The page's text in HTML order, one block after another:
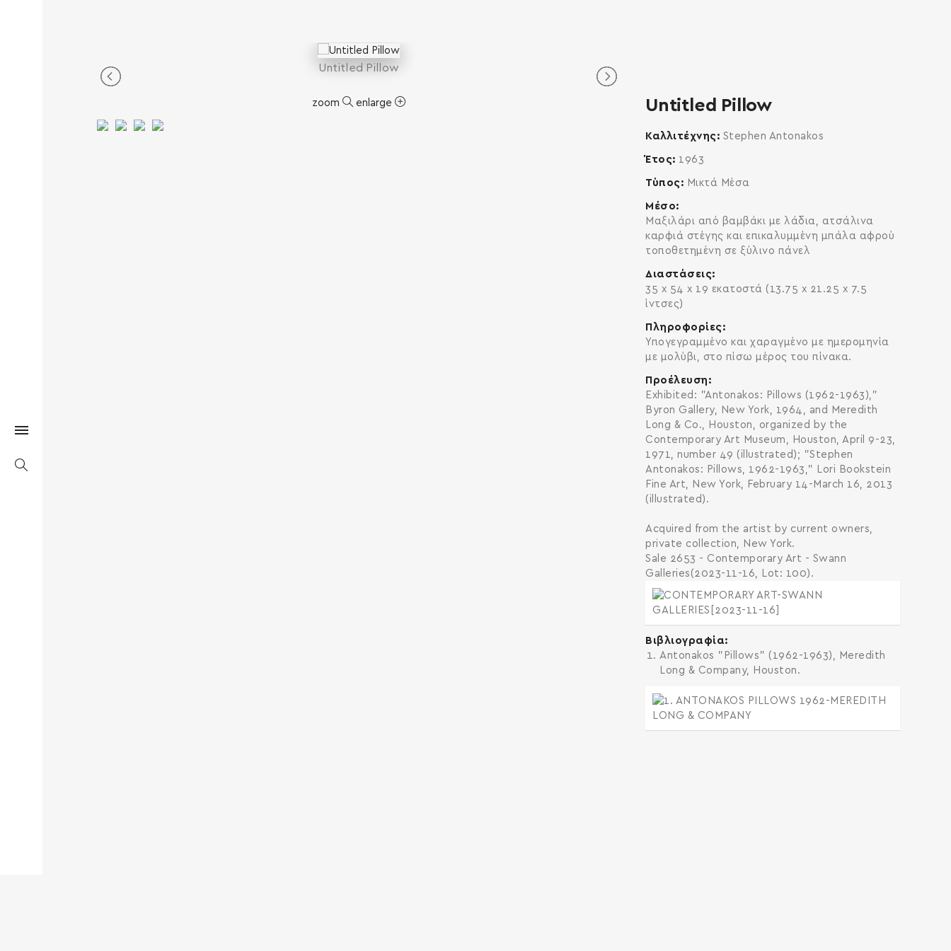
Untitled Pillow
zoom enlarge Untitled Pillow
Καλλιτέχνης Stephen Antonakos
Έτος 1963
Τύπος Μικτά Μέσα
Μέσο
Μαξιλάρι από βαμβάκι με λάδια, ατσάλινα
καρφιά στέγης και επικαλυμμένη μπάλα αφρού
τοποθετημένη σε ξύλινο πάνελ
Διαστάσεις
35 x 54 x 19 εκατοστά (13.75 x 21.25 x 7.5
ίντσες)
Πληροφορίες
Υπογεγραμμένο και χαραγμένο με ημερομηνία
με μολύβι, στο πίσω μέρος του πίνακα.
Προέλευση
Exhibited: "Antonakos: Pillows (1962-1963),"
Byron Gallery, New York, 1964, and Meredith
Long & Co., Houston, organized by the
Contemporary Art Museum, Houston, April 9-23,
1971, number 49 (illustrated); "Stephen
Antonakos: Pillows, 1962-1963," Lori Bookstein
Fine Art, New York, February 14-March 16, 2013
(illustrated).
Acquired from the artist by current owners,
private collection, New York.
Sale 2653 - Contemporary Art - Swann
Galleries(2023-11-16, Lot: 100).
Βιβλιογραφία
Antonakos "Pillows" (1962-1963), Meredith
Long & Company, Houston.